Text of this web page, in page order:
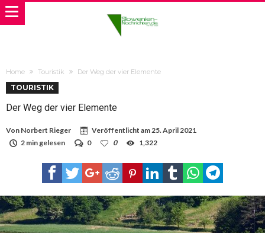
Home Touristik Der Weg der vier Elemente
TOURISTIK
Der Weg der vier Elemente
Von Norbert Rieger Veröffentlicht am25. April 2021
2 min gelesen
0 0 1,322